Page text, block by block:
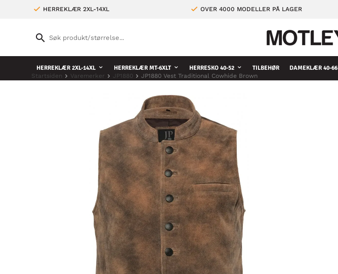
HERREKLÆR 2XL-14XL OVER 4000 MODELLER PÅ LAGER
HERREKLÆR 2XL-14XL HERREKLÆR MT-6XLT HERRESKO 40-52 TILBEHØR DAMEKLÆR 40-66
Startsiden Varemerker JP1880 JP1880 Vest Traditional Cowhide Brown